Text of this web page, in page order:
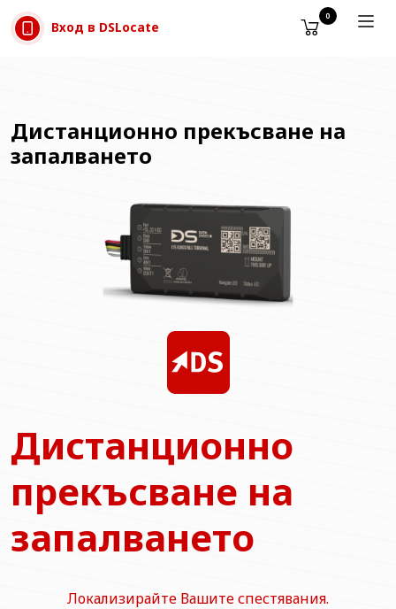
Прескачане към съдържанието
Вход в DSLocate
0
Дистанционно прекъсване на
запалването
Дистанционно
прекъсване на
запалването
Локализирайте Вашите спестявания.